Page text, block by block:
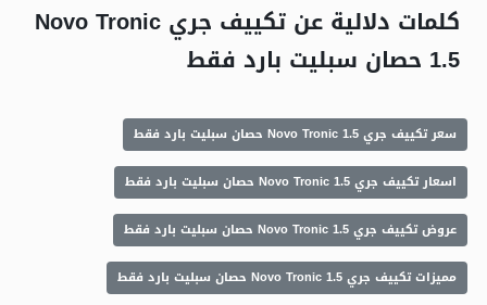
كلمات دلالية عن تكييف جري Novo Tronic
1.5 حصان سبليت بارد فقط
سعر تكييف جري Novo Tronic 1.5 حصان سبليت بارد فقط
اسعار تكييف جري Novo Tronic 1.5 حصان سبليت بارد فقط
عروض تكييف جري Novo Tronic 1.5 حصان سبليت بارد فقط
مميزات تكييف جري Novo Tronic 1.5 حصان سبليت بارد فقط